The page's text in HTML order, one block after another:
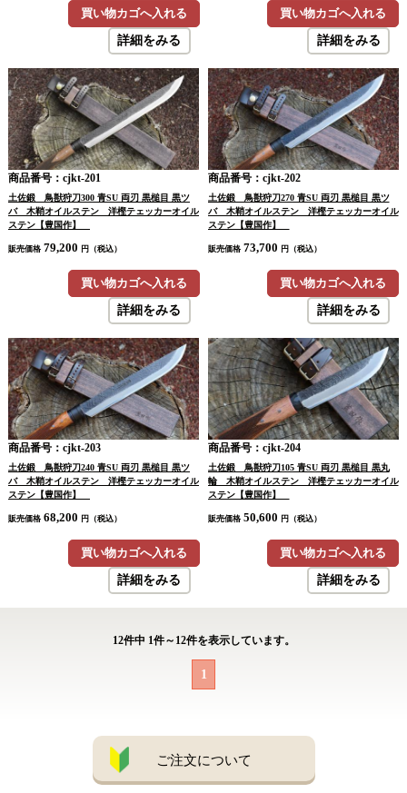
買い物カゴへ入れる
詳細をみる
買い物カゴへ入れる
詳細をみる
商品番号：cjkt-201
土佐鍛 鳥獣狩刀300 青SU 両刃 黒槌目 黒ツ
バ 木鞘オイルステン 洋樫テェッカーオイル
ステン【豊国作】
販売価格 79,200 円（税込）
買い物カゴへ入れる
詳細をみる
商品番号：cjkt-202
土佐鍛 鳥獣狩刀270 青SU 両刃 黒槌目 黒ツ
バ 木鞘オイルステン 洋樫テェッカーオイル
ステン【豊国作】
販売価格 73,700 円（税込）
買い物カゴへ入れる
詳細をみる
商品番号：cjkt-203
土佐鍛 鳥獣狩刀240 青SU 両刃 黒槌目 黒ツ
バ 木鞘オイルステン 洋樫テェッカーオイル
ステン【豊国作】
販売価格 68,200 円（税込）
買い物カゴへ入れる
詳細をみる
商品番号：cjkt-204
土佐鍛 鳥獣狩刀105 青SU 両刃 黒槌目 黒丸
輪 木鞘オイルステン 洋樫テェッカーオイル
ステン【豊国作】
販売価格 50,600 円（税込）
買い物カゴへ入れる
詳細をみる
12件中 1件～ 12件を表示しています。
1
ご注文について